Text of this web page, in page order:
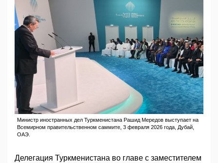
Министр иностранных дел Туркменистана Рашид Мередов выступает на
Всемирном правительственном саммите, 3 февраля 2026 года, Дубай,
ОАЭ.
Делегация Туркменистана во главе с заместителем